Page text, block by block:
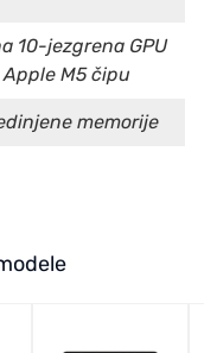
10-jezgrena GPU
M5 čipu
memorije